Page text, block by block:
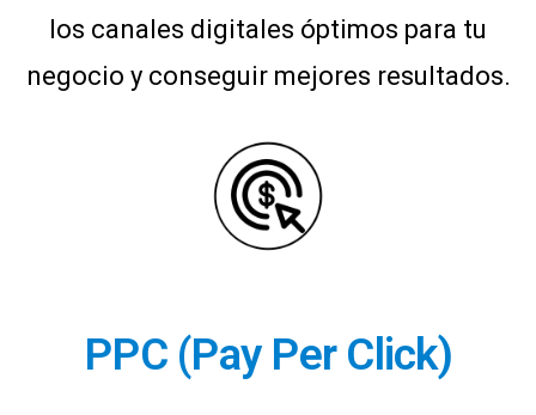
los canales digitales óptimos para tu
negocio y conseguir mejores resultados.
PPC (Pay Per Click)